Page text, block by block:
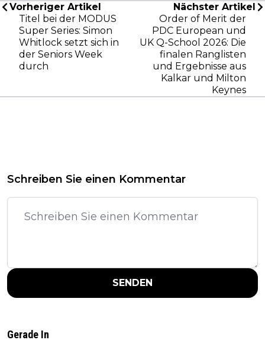
Vorheriger Artikel
Titel bei der MODUS
Super Series: Simon
Whitlock setzt sich in
der Seniors Week
durch
Nächster Artikel
Order of Merit der
PDC European und
UK Q-School 2026: Die
finalen Ranglisten
und Ergebnisse aus
Kalkar und Milton
Keynes
Schreiben Sie einen Kommentar
SENDEN
Gerade In